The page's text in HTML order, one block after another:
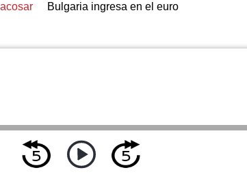
acosar
Bulgaria ingresa en el euro